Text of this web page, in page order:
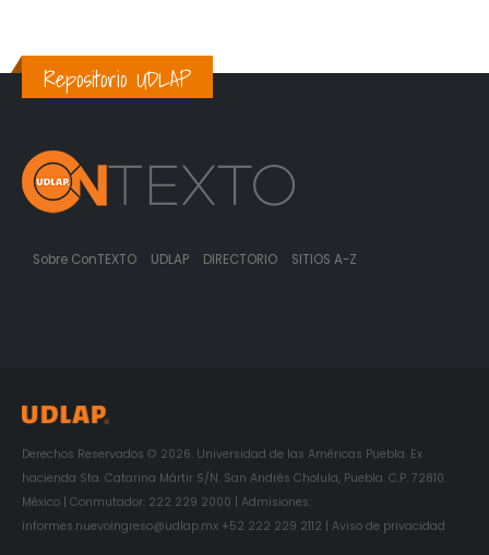
Repositorio UDLAP
Sobre ConTEXTO UDLAP DIRECTORIO SITIOS A-Z
Derechos Reservados © 2026. Universidad de las Américas Puebla. Ex
hacienda Sta. Catarina Mártir S/N. San Andrés Cholula, Puebla. C.P. 72810.
México | Conmutador: 222 229 2000 | Admisiones:
informes.nuevoingreso@udlap.mx +52 222 229 2112 | Aviso de privacidad